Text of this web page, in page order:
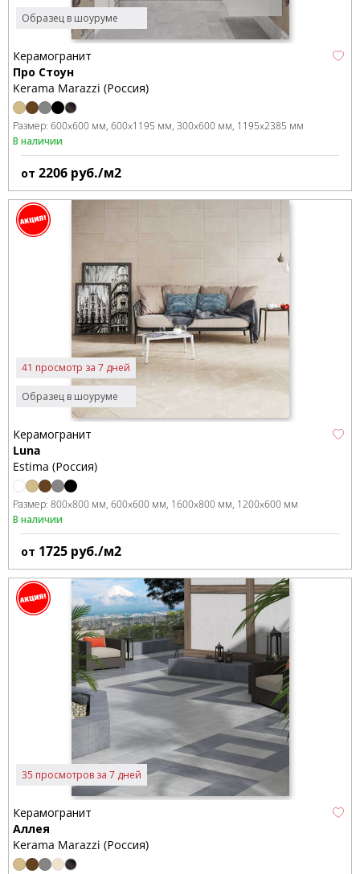
Образец в шоуруме
Керамогранит
Про Стоун
Kerama Marazzi (Россия)
Размер: 600x600 мм 600x1195 мм 300x600 мм 1195x2385 мм
В наличии
от 2206 руб./м2
Образец в шоуруме
41 просмотр за 7 дней
Керамогранит
Luna
Estima (Россия)
Размер: 800x800 мм 600x600 мм 1600x800 мм 1200x600 мм
В наличии
от 1725 руб./м2
35 просмотров за 7 дней
Керамогранит
Аллея
Kerama Marazzi (Россия)